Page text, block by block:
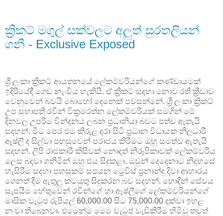
ක්‍රිකට් මගුල් සක්වලට අලුත් සුරතලියන්
ගනී - Exclusive Exposed
ශ්‍රී ලංකා ක්‍රිකට් ආයතනයේ ලේකම්වරියන්ගේ කණ්ඩායමක්
ඉදිරියේදී ගෙඩ නැංවිය හැකියි. ඒ ක්‍රිකට් සදහා නොව රති ක්‍රීඩාව
වෙනුවෙන් බවයි බොහෝ දෙනෙක් පවසන්නේ. ශ්‍රී ලංකා ක්‍රිකට්
උප සභාපති රවීන් වික්‍රමරත්න ලේකම්වරියක් සමගින් මේ
දිනවල උපරිම වින්දනය ලබන ප්‍රධානියා බවට පත්ව ඇතැයි
සදහන්. මීට පෙර එම කිරුළ දරා සිටි ප්‍රධාන විධායක නිලධාරී
ඈෂ්ලී ද සිල්වා පහසුවෙන් පරාජය කිරීමට ඔහු සමත්ව ඇතැයි
සදහන්. ලිපි රාජකාරී කිසිවක් නොදත් නිරූපිකාවක් ලේකම්වරිය
ලෙස බදවා ගනිමින් ඔහු එය සිදුකළා. ඔවුන් දෙදෙනාට නිදහසේ
හැසිරීම සදහා පහසුකම් සපයන ට්‍රෙවිස් ප්‍රනාන්දු දිවා ආහාරය
ගෙනත් දීම ඇතුලු කටයුතු සිදුකරන බව සදහන්. හොදින් සේවය
සැපයීම හේතුවෙන් රවීන්ගේ හා ඈෂ්ලීගේ ලේකම්වරියන්ගේ
මාසික වැටුප රුපියල් 60,000.00 සිට 75,000.00 දක්වා ඉහළ
නංවා තිබෙනවා. එමෙන්ම මෙම වැටුප් වැඩිකිරීම හිමිවූ තවත්